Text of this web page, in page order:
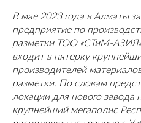
В мае 2023 года в Алматы
предприятие по
разметки ТОО «СТиМ-
входит в пятерку
производителей
разметки. По словам
локации для нового завода
крупнейший мегаполис